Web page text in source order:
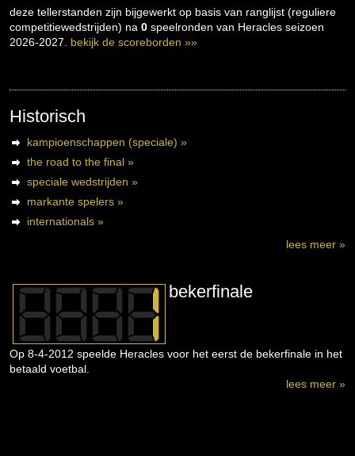
deze tellerstanden zijn bijgewerkt op basis van ranglijst (reguliere
competitiewedstrijden) na 0 speelronden van Heracles seizoen
2026-2027. bekijk de scoreborden »»
Historisch
kampioenschappen (speciale) »
the road to the final »
speciale wedstrijden »
markante spelers »
internationals »
lees meer »
bekerfinale
Op 8-4-2012 speelde Heracles voor het eerst de bekerfinale in het
betaald voetbal.
lees meer »